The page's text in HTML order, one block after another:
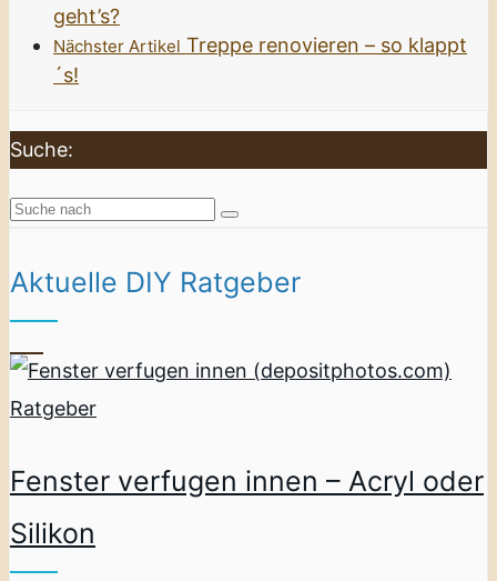
geht’s?
Nächster Artikel Treppe renovieren – so klappt
´s!
Suche:
Aktuelle DIY Ratgeber
Ratgeber
Fenster verfugen innen – Acryl oder
Silikon